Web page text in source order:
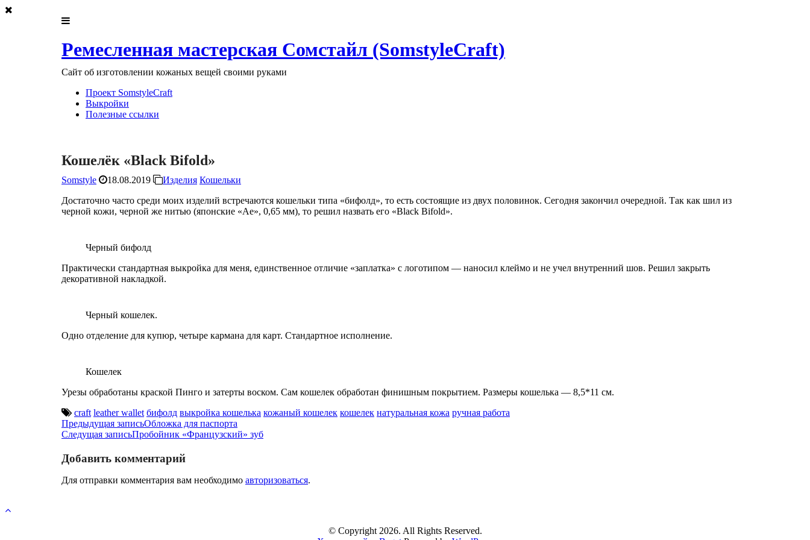
Ремесленная мастерская Сомстайл (SomstyleCraft)
Сайт об изготовлении кожаных вещей своими руками
Проект SomstyleCraft
Выкройки
Полезные ссылки
Кошелёк «Black Bifold»
Somstyle 18.08.2019 Изделия Кошельки
Достаточно часто среди моих изделий встречаются кошельки типа «бифолд», то есть состоящие из двух половинок. Сегодня закончил очередной. Так как шил из
черной кожи, черной же нитью (японские «Ае», 0,65 мм), то решил назвать его «Black Bifold».
Черный бифолд
Практически стандартная выкройка для меня, единственное отличие «заплатка» с логотипом — наносил клеймо и не учел внутренний шов. Решил закрыть
декоративной накладкой.
Черный кошелек.
Одно отделение для купюр, четыре кармана для карт. Стандартное исполнение.
Кошелек
Урезы обработаны краской Пинго и затерты воском. Сам кошелек обработан финишным покрытием. Размеры кошелька — 8,5*11 см.
craft leather wallet бифолд выкройка кошелька кожаный кошелек кошелек натуральная кожа ручная работа
Post
navigation
Предыдущая записьОбложка для паспорта
Следущая записьПробойник «Французский» зуб
Добавить комментарий
Для отправки комментария вам необходимо авторизоваться.
© Copyright 2026. All Rights Reserved.